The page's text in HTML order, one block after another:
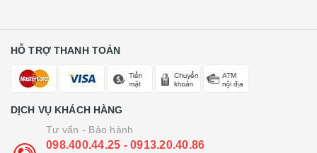
HỖ TRỢ THANH TOÁN
DỊCH VỤ KHÁCH HÀNG
Tư vấn - Bảo hành
098.400.44.25 - 0913.20.40.86